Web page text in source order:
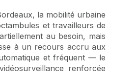
la mobilité urbaine
et travailleurs de
au besoin, mais
à un recours accru aux
et fréquent — le
renforcée